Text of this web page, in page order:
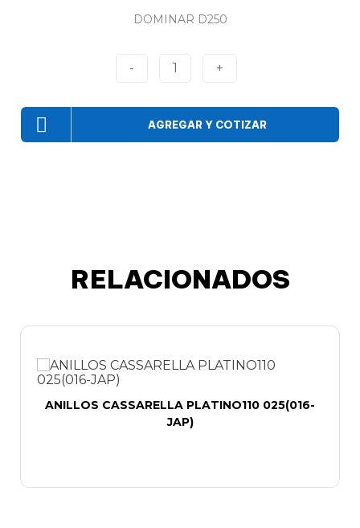
DOMINAR D250
- 1 +
AGREGAR Y COTIZAR
RELACIONADOS
ANILLOS CASSARELLA PLATINO110 025(016-
JAP)